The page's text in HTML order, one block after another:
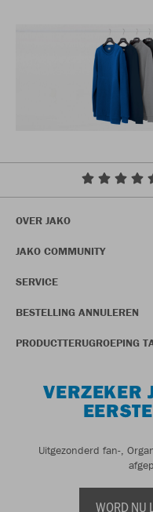
OVER JAKO
JAKO COMMUNITY
SERVICE
BESTELLING ANNULEREN
PRODUCTTERUGROEPING
VERZEKER
Uitgezonderd fan-,
WORD NU